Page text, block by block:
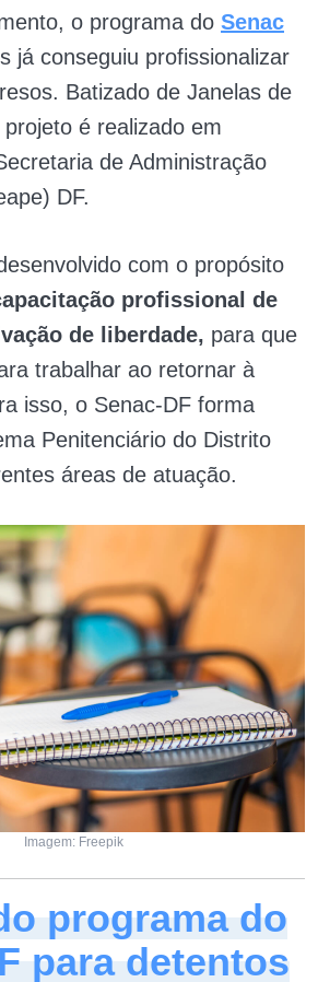
o programa do Senac
já conseguiu profissionalizar
Batizado de Janelas de
é realizado em
de Administração
DF.
com o propósito
profissional de
de liberdade, para que
trabalhar ao retornar à
isso, o Senac-DF forma
Penitenciário do Distrito
áreas de atuação.
Imagem: Freepik
programa do
para detentos